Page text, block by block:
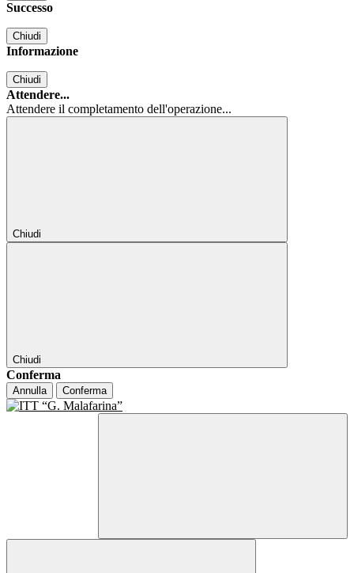
Successo
Chiudi
Informazione
Chiudi
Attendere...
Attendere il completamento dell'operazione...
Chiudi
Chiudi
Conferma
Annulla Conferma